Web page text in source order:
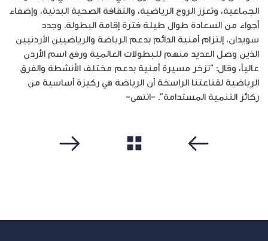
الجماعية، وتعزز الروح الرياضية، والثقافة الصحية البدنية، وإضفاء
أجواء من السعادة طوال طيلة فترة إقامة البطولة. وجدد
سويدان، إلتزام أمنية الدائم بدعم الرياضة والرياضيين الأردنيين
الذين وصل العديد منهم للبطولات العالمية ورفع اسم الأردن
عالياً، وقال: “تزخر مسيرة أمنية بدعم مختلف الأنشطة والفرق
الرياضية لقناعتنا الراسخة أن الرياضة هي ركيزة أساسية من
ركائز التنمية المستدامة”. -انتهى-